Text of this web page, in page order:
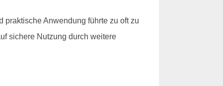
Anwendung führte zu oft zu
sichere Nutzung durch weitere